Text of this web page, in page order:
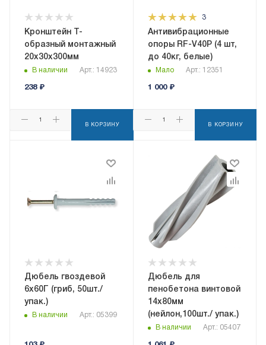
Кронштейн Т-
образный монтажный
20х30х300мм
В наличии Арт.: 14923
238₽
В КОРЗИНУ
3
Антивибрационные
опоры RF-V40P (4 шт,
до 40кг, белые)
Мало Арт.: 12351
1 000₽
В КОРЗИНУ
Дюбель гвоздевой
6x60Г (гриб, 50шт./
упак.)
В наличии Арт.: 05399
Дюбель для
пенобетона винтовой
14х80мм
(нейлон,100шт./ упак.)
В наличии Арт.: 05407